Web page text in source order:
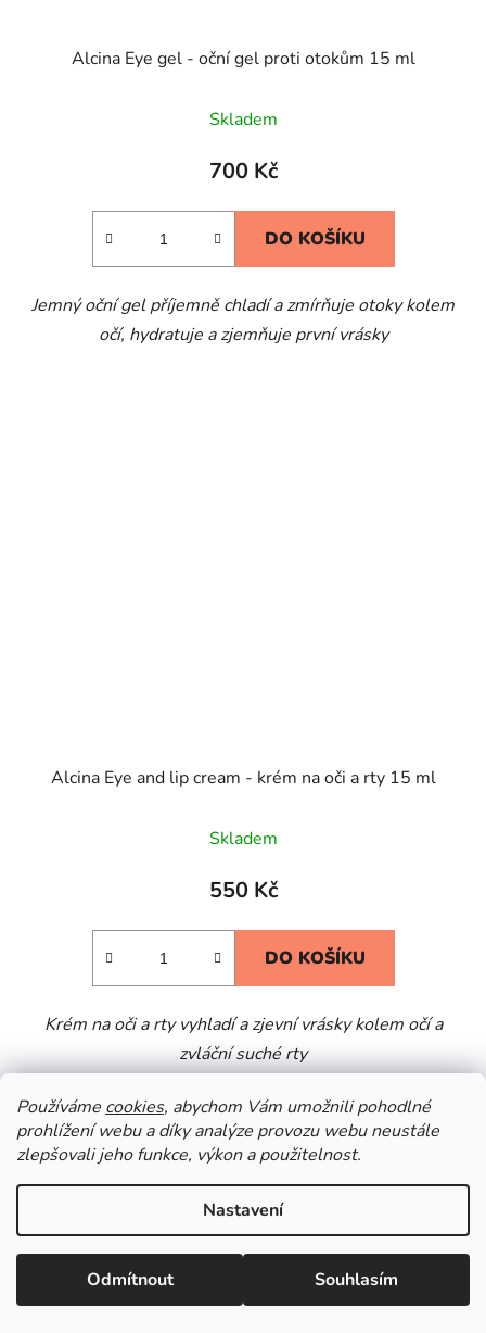
Používáme cookies, abychom Vám umožnili pohodlné
prohlížení webu a díky analýze provozu webu neustále
zlepšovali jeho funkce, výkon a použitelnost.
Nastavení
Odmítnout Souhlasím
Alcina Eye gel - oční gel proti otokům 15 ml
Skladem
700 Kč
DO KOŠÍKU
Jemný oční gel příjemně chladí a zmírňuje otoky kolem
očí, hydratuje a zjemňuje první vrásky
Alcina Eye and lip cream - krém na oči a rty 15 ml
Skladem
550 Kč
DO KOŠÍKU
Krém na oči a rty vyhladí a zjevní vrásky kolem očí a
zvláční suché rty